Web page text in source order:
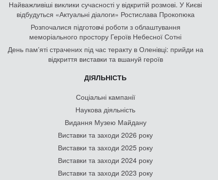
Найважливіші виклики сучасності у відкритій розмові. У Києві
відбудуться «Актуальні діалоги» Ростислава Прокопюка
Розпочалися підготовчі роботи з облаштування
меморіального простору Героїв Небесної Сотні
День памʼяті страчених під час теракту в Оленівці: прийди на
відкриття виставки та вшануй героїв
ДІЯЛЬНІСТЬ
Соціальні кампанії
Наукова діяльність
Видання Музею Майдану
Виставки та заходи 2026 року
Виставки та заходи 2025 року
Виставки та заходи 2024 року
Виставки та заходи 2023 року